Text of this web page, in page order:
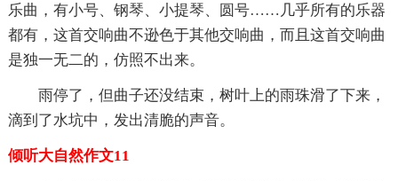
乐曲，有小号、钢琴、小提琴、圆号……几乎所有的乐器
都有，这首交响曲不逊色于其他交响曲，而且这首交响曲
是独一无二的，仿照不出来。
雨停了，但曲子还没结束，树叶上的雨珠滑了下来，
滴到了水坑中，发出清脆的声音。
倾听大自然作文11